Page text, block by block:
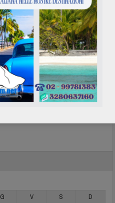
G V S D